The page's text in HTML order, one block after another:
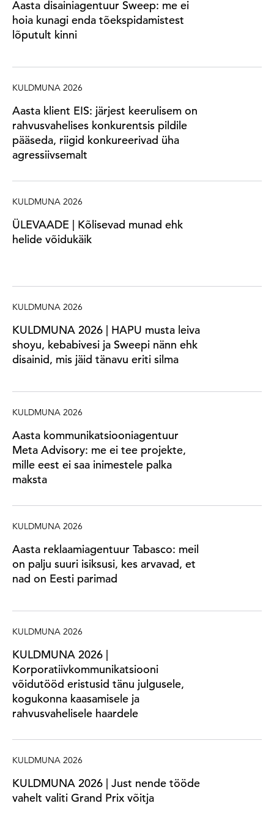
Aasta disainiagentuur Sweep: me ei
hoia kunagi enda tõekspidamistest
lõputult kinni
KULDMUNA 2026
Aasta klient EIS: järjest keerulisem on
rahvusvahelises konkurentsis pildile
pääseda, riigid konkureerivad üha
agressiivsemalt
KULDMUNA 2026
ÜLEVAADE | Kõlisevad munad ehk
helide võidukäik
KULDMUNA 2026
KULDMUNA 2026 | HAPU musta leiva
shoyu, kebabivesi ja Sweepi nänn ehk
disainid, mis jäid tänavu eriti silma
KULDMUNA 2026
Aasta kommunikatsiooniagentuur
Meta Advisory: me ei tee projekte,
mille eest ei saa inimestele palka
maksta
KULDMUNA 2026
Aasta reklaamiagentuur Tabasco: meil
on palju suuri isiksusi, kes arvavad, et
nad on Eesti parimad
KULDMUNA 2026
KULDMUNA 2026 |
Korporatiivkommunikatsiooni
võidutööd eristusid tänu julgusele,
kogukonna kaasamisele ja
rahvusvahelisele haardele
KULDMUNA 2026
KULDMUNA 2026 | Just nende tööde
vahelt valiti Grand Prix võitja